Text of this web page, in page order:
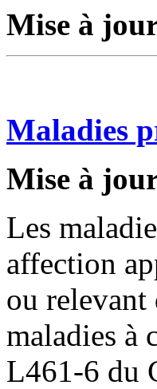
Mise à
Maladies
Mise à
Les
affection
ou relevant
maladies à
L461-6 du